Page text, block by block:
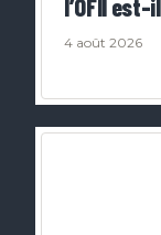
l’OFII est-
4 août 2026